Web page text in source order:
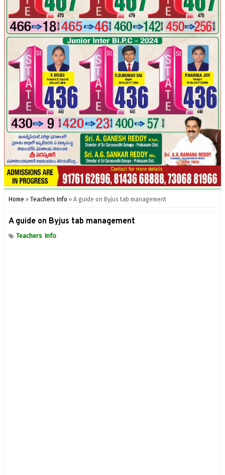
Home » Teachers Info » A guide on Byjus tab management
A guide on Byjus tab management
Teachers Info